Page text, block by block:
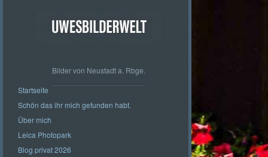
Bilder von Neustadt a. Rbge.
Startseite
Schön das ihr mich gefunden habt.
Über mich
Leica Photopark
Blog privat 2026